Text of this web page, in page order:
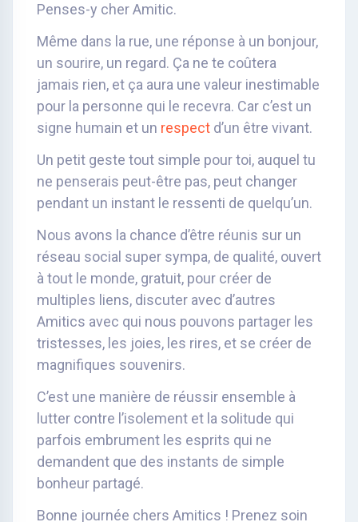
Penses-y cher Amitic.
Même dans la rue, une réponse à un bonjour,
un sourire, un regard. Ça ne te coûtera
jamais rien, et ça aura une valeur inestimable
pour la personne qui le recevra. Car c’est un
signe humain et un respect d’un être vivant.
Un petit geste tout simple pour toi, auquel tu
ne penserais peut-être pas, peut changer
pendant un instant le ressenti de quelqu’un.
Nous avons la chance d’être réunis sur un
réseau social super sympa, de qualité, ouvert
à tout le monde, gratuit, pour créer de
multiples liens, discuter avec d’autres
Amitics avec qui nous pouvons partager les
tristesses, les joies, les rires, et se créer de
magnifiques souvenirs.
C’est une manière de réussir ensemble à
lutter contre l’isolement et la solitude qui
parfois embrument les esprits qui ne
demandent que des instants de simple
bonheur partagé.
Bonne journée chers Amitics ! Prenez soin